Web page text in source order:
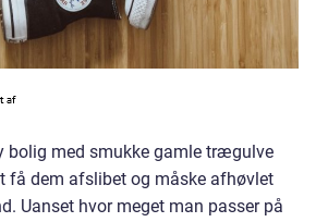
bolig med smukke gamle trægulve
få dem afslibet og måske afhøvlet
Uanset hvor meget man passer på